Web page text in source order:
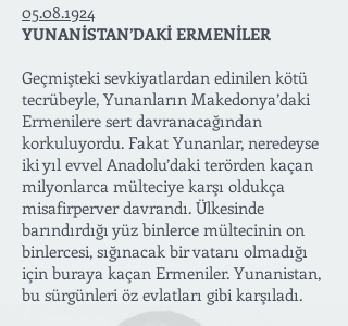
05.08.1924
YUNANİSTAN’DAKİ ERMENİLER
Geçmişteki sevkiyatlardan edinilen kötü
tecrübeyle, Yunanların Makedonya’daki
Ermenilere sert davranacağından
korkuluyordu. Fakat Yunanlar, neredeyse
iki yıl evvel Anadolu’daki terörden kaçan
milyonlarca mülteciye karşı oldukça
misafirperver davrandı. Ülkesinde
barındırdığı yüz binlerce mültecinin on
binlercesi, sığınacak bir vatanı olmadığı
için buraya kaçan Ermeniler. Yunanistan,
bu sürgünleri öz evlatları gibi karşıladı.